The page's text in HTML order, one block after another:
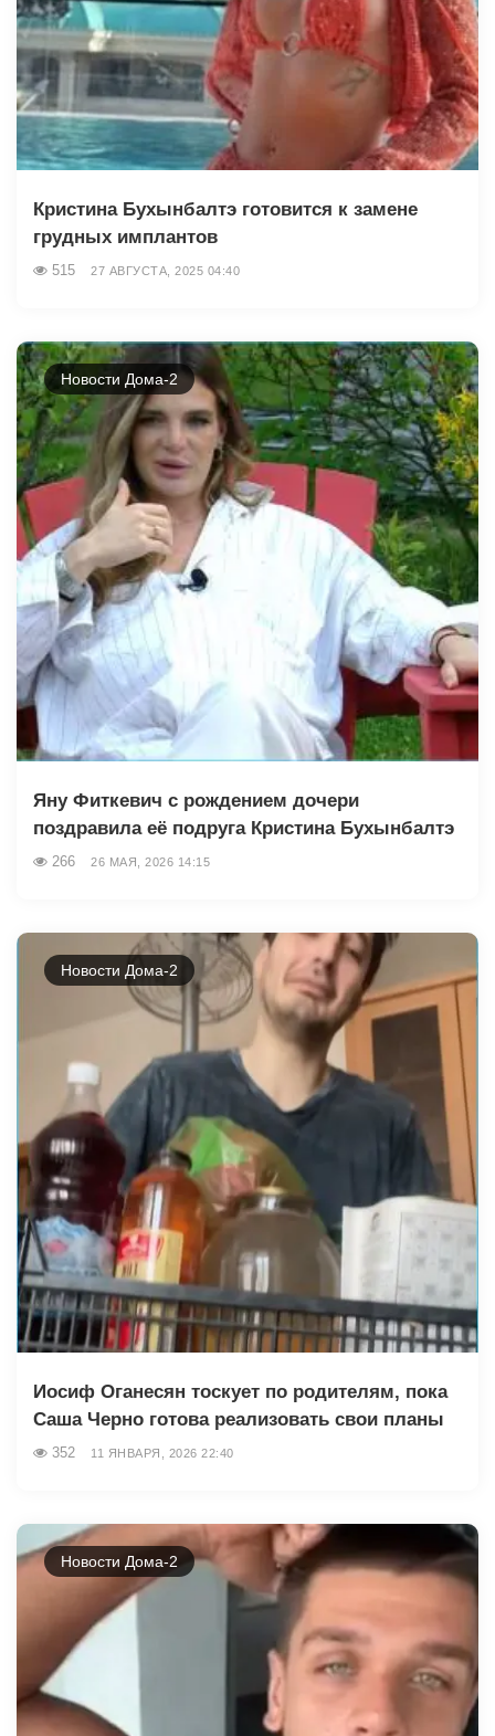
Кристина Бухынбалтэ готовится к замене
грудных имплантов
515 27 АВГУСТА, 2025 04:40
Новости Дома-2
Яну Фиткевич с рождением дочери
поздравила её подруга Кристина Бухынбалтэ
266 26 МАЯ, 2026 14:15
Новости Дома-2
Иосиф Оганесян тоскует по родителям, пока
Саша Черно готова реализовать свои планы
352 11 ЯНВАРЯ, 2026 22:40
Новости Дома-2